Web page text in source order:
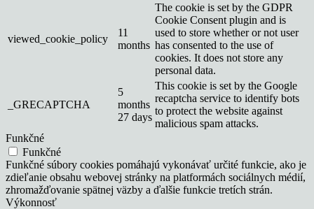
viewed_cookie_policy
11
months
The cookie is set by the GDPR
Cookie Consent plugin and is
used to store whether or not user
has consented to the use of
cookies. It does not store any
personal data.
_GRECAPTCHA
5
months
27 days
This cookie is set by the Google
recaptcha service to identify bots
to protect the website against
malicious spam attacks.
Funkčné
Funkčné
Funkčné súbory cookies pomáhajú vykonávať určité funkcie, ako je
zdieľanie obsahu webovej stránky na platformách sociálnych médií,
zhromažďovanie spätnej väzby a ďalšie funkcie tretích strán.
Výkonnosť